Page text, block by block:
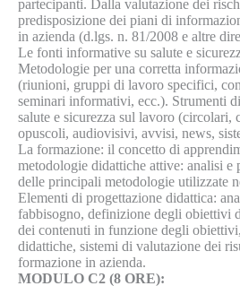
partecipanti. Dalla valutazione dei
predisposizione dei piani di
in azienda (d.lgs. n. 81/2008 e altre
Le fonti informative su salute e
Metodologie per una corretta
(riunioni, gruppi di lavoro specifici,
seminari informativi, ecc.). Strumenti
salute e sicurezza sul lavoro (circolari,
opuscoli, audiovisivi, avvisi, news,
La formazione: il concetto di
metodologie didattiche attive: analisi e
delle principali metodologie utilizzate
Elementi di progettazione didattica:
fabbisogno, definizione degli obiettivi
dei contenuti in funzione degli
didattiche, sistemi di valutazione dei
formazione in azienda.
MODULO C2 (8 ORE):